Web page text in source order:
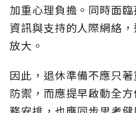
加重心理負擔。同時面
資訊與支持的人際網絡
放大。
因此，退休準備不應只
防禦，而應提早啟動全